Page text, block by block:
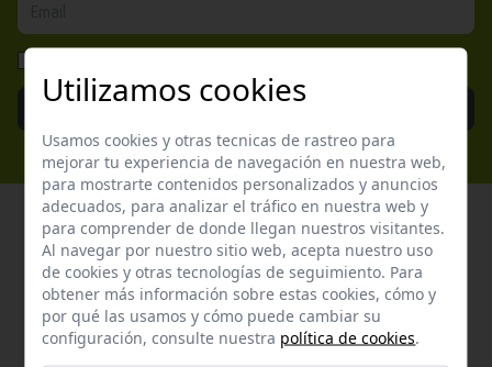
Atención al cliente
Contacta con nosotros y te garantizamos que te
responderemos en menos de 24 horas laborables.
Utilizamos cookies
Usamos cookies y otras tecnicas de rastreo para
mejorar tu experiencia de navegación en nuestra web,
para mostrarte contenidos personalizados y anuncios
adecuados, para analizar el tráfico en nuestra web y
para comprender de donde llegan nuestros visitantes.
Al navegar por nuestro sitio web, acepta nuestro uso
de cookies y otras tecnologías de seguimiento. Para
obtener más información sobre estas cookies, cómo y
por qué las usamos y cómo puede cambiar su
configuración, consulte nuestra política de cookies.